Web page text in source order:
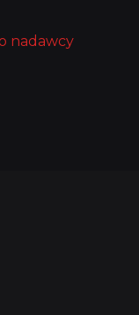
nadawcy